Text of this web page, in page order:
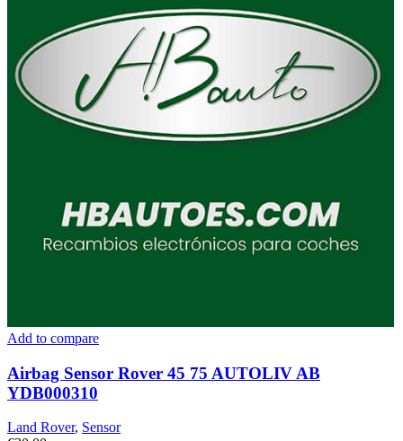
Add to compare
Airbag Sensor Rover 45 75 AUTOLIV AB
YDB000310
Land Rover, Sensor